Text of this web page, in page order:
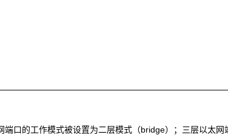
口的工作模式被设置为二层模式（bridge）；三层以太网